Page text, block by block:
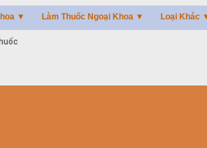
▼ Làm Thuốc Ngoại Khoa ▼ Loại Khác